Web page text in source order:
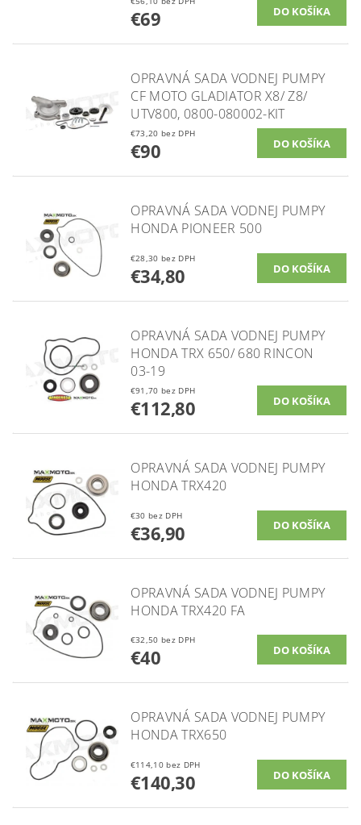
€69
OPRAVNÁ SADA VODNEJ PUMPY
CF MOTO GLADIATOR X8/ Z8/
UTV800, 0800-080002-KIT
€73,20 bez DPH
€90
OPRAVNÁ SADA VODNEJ PUMPY
HONDA PIONEER 500
€28,30 bez DPH
€34,80
OPRAVNÁ SADA VODNEJ PUMPY
HONDA TRX 650/ 680 RINCON
03-19
€91,70 bez DPH
€112,80
OPRAVNÁ SADA VODNEJ PUMPY
HONDA TRX420
€30 bez DPH
€36,90
OPRAVNÁ SADA VODNEJ PUMPY
HONDA TRX420 FA
€32,50 bez DPH
€40
OPRAVNÁ SADA VODNEJ PUMPY
HONDA TRX650
€114,10 bez DPH
€140,30